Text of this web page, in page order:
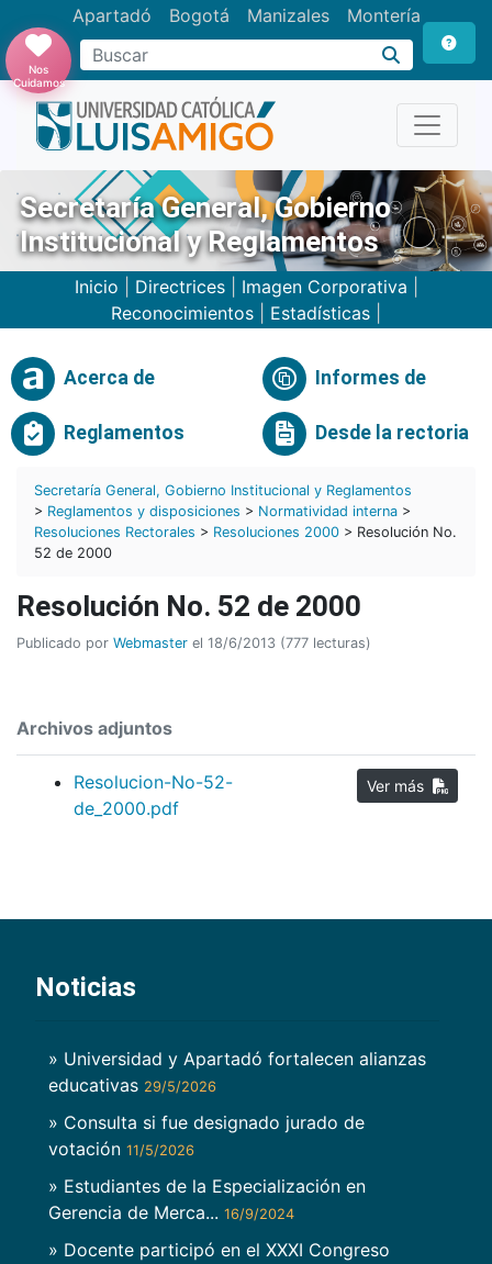
Apartadó Bogotá Manizales Montería
Buscar
Nos
Cuidamos
Secretaría General, Gobierno
Institucional y Reglamentos
Inicio Directrices| Imagen Corporativa
Reconocimientos
Estadísticas
Acerca de Informes de
Reglamentos Desde la rectoria
Secretaría General, Gobierno Institucional y Reglamentos
> Reglamentos y disposiciones > Normatividad interna >
Resoluciones Rectorales > Resoluciones 2000 > Resolución No.
52 de 2000
Resolución No. 52 de 2000
Publicado por Webmaster el 18/6/2013 (777 lecturas)
Archivos adjuntos
Resolucion-No-52-
de_2000.pdf
Noticias
» Universidad y Apartadó fortalecen alianzas
educativas 29/5/2026
» Consulta si fue designado jurado de
votación 11/5/2026
» Estudiantes de la Especialización en
Gerencia de Merca... 16/9/2024
» Docente participó en el XXXI Congreso